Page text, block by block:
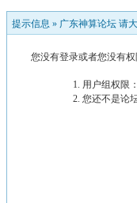
提示信息 » 广东神算论坛 请
您没有登录或者您没有
用户组权限
您还不是论